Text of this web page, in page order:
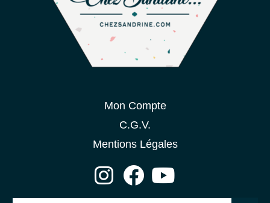
Mon Compte
C.G.V.
Mentions Légales